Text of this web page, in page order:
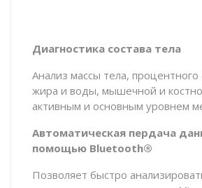
Диагностика состава тела
Анализ массы тела,
жира и воды, мышечной и
активным и основным уровнем
Автоматическая пердача
помощью Bluetooth®
Позволяет быстро